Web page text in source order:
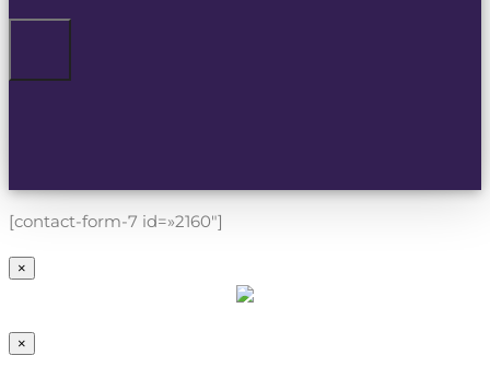
[contact-form-7 id=»2160″]
×
×